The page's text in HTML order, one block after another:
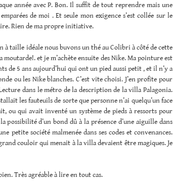
année avec P. Bon. Il suffit de tout reprendre mais une
de moi . Et seule mon exigence s’est collée sur le
Rien de ma propre initiative.
à taille idéale nous buvons un thé au Colibri à côté de cette
et je m’achète ensuite des Nike. Ma pointure est
de 5 ans aujourd’hui qui ont un pied aussi petit , et il n’y a
ou les Nike blanches. C’est vite choisi. J’en profite pour
dans le métro de la description de la villa Palagonia.
les fauteuils de sorte que personne n’ai quelqu’un face
ou qui avait inventé un système de pieds à ressorts pour
possibilité d’un bond dû à la présence d’une aiguille dans
petite société malmenée dans ses codes et convenances.
couloir qui menait à la villa devaient être magiques. Je
Très agréable à lire en tout cas.